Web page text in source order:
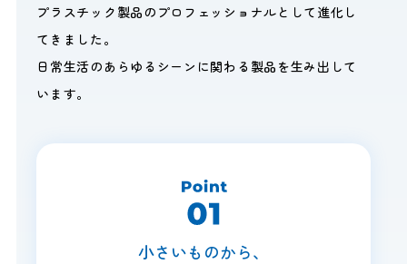
プラスチック製品のプロフェッショナルとして進化し
てきました。
日常生活のあらゆるシーンに関わる製品を生み出して
います。
小さいものから、